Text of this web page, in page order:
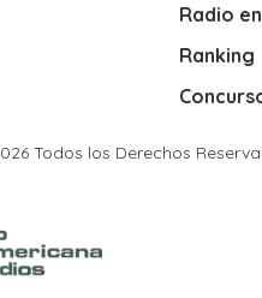
Radio
Ranking
Todos los Derechos